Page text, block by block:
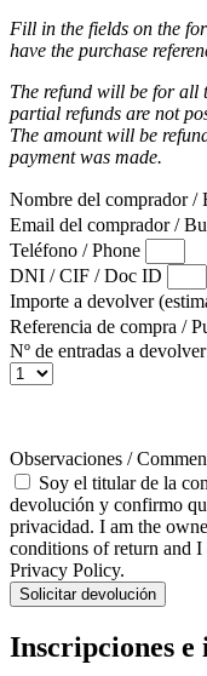
Fill in the fields on the
have the purchase
The refund will be for all
partial refunds are not
The amount will be
payment was made.
Nombre del comprador /
Email del comprador /
Teléfono / Phone
DNI / CIF / Doc ID
Importe a devolver
Referencia de compra /
Nº de entradas a
Observaciones /
Soy el titular de la
devolución y confirmo
privacidad. I am the
conditions of return and
Privacy Policy.
Solicitar devolución
Inscripciones